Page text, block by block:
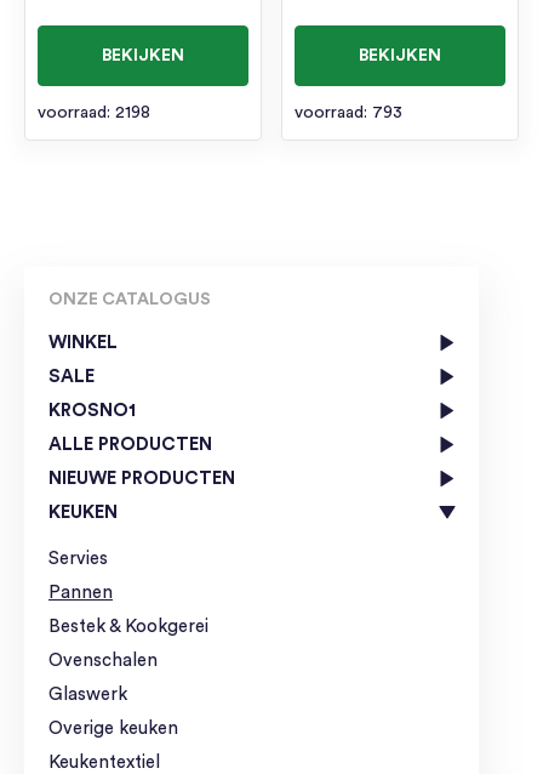
ONZE CATALOGUS
WINKEL
SALE
KROSNO1
ALLE PRODUCTEN
NIEUWE PRODUCTEN
KEUKEN
Servies
Pannen
Bestek & Kookgerei
Ovenschalen
Glaswerk
Overige keuken
Keukentextiel
BEKIJKEN
voorraad: 2198
BEKIJKEN
voorraad: 793